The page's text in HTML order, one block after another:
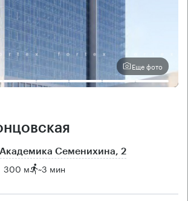
Еще фото
Семенихина, 2
300 м ~3 мин